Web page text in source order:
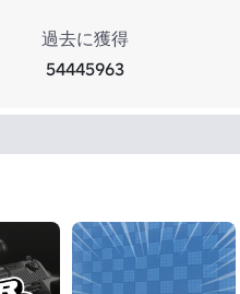
過去に獲得
54445963